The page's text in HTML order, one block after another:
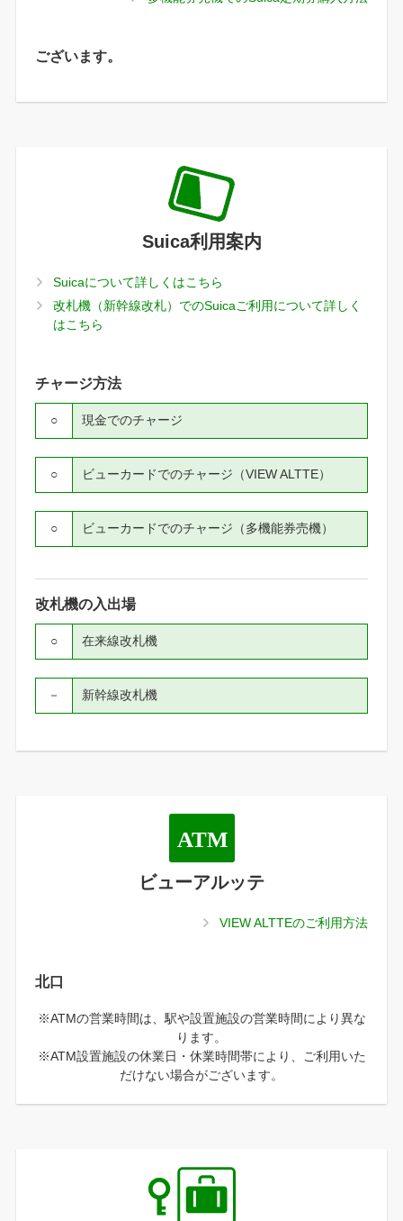
ございます。
Suica利用案内
Suicaについて詳しくはこちら
改札機（新幹線改札）でのSuicaご利用について詳しく
はこちら
チャージ方法
現金でのチャージ
○
ビューカードでのチャージ（VIEW ALTTE）
○
ビューカードでのチャージ（多機能券売機）
○
改札機の入出場
在来線改札機
○
新幹線改札機
－
ビューアルッテ
VIEW ALTTEのご利用方法
北口
※ATMの営業時間は、駅や設置施設の営業時間により異な
ります。
※ATM設置施設の休業日・休業時間帯により、ご利用いた
だけない場合がございます。